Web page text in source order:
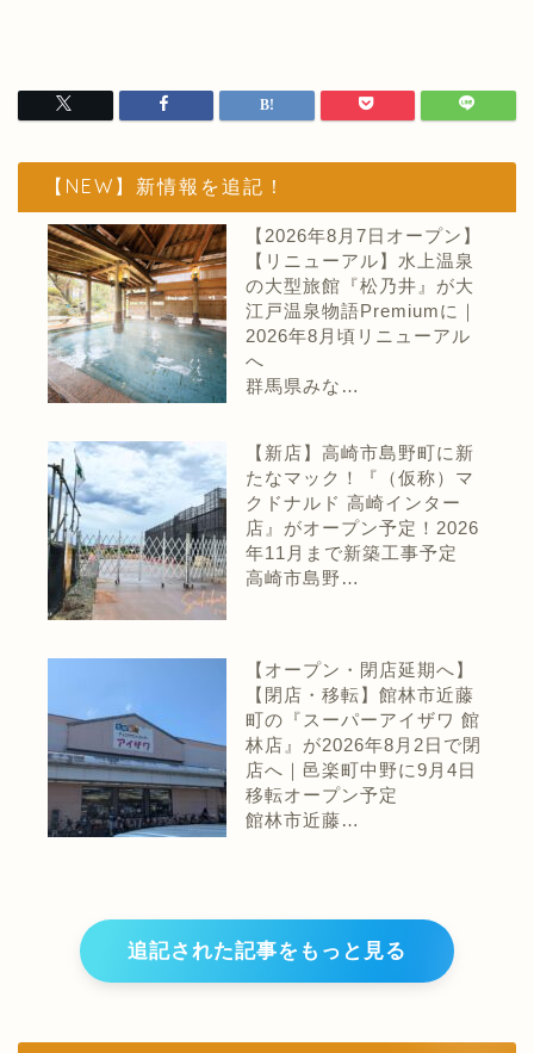
【NEW】新情報を追記！
【2026年8月7日オープン】
【リニューアル】水上温泉
の大型旅館『松乃井』が大
江戸温泉物語Premiumに｜
2026年8月頃リニューアル
へ
群馬県みな…
【新店】高崎市島野町に新
たなマック！『（仮称）マ
クドナルド 高崎インター
店』がオープン予定！2026
年11月まで新築工事予定
高崎市島野…
【オープン・閉店延期へ】
【閉店・移転】館林市近藤
町の『スーパーアイザワ 館
林店』が2026年8月2日で閉
店へ｜邑楽町中野に9月4日
移転オープン予定
館林市近藤…
追記された記事をもっと見る